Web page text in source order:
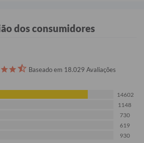
dos consumidores
Baseado em 18.029 Avaliações
14602
1148
730
619
930